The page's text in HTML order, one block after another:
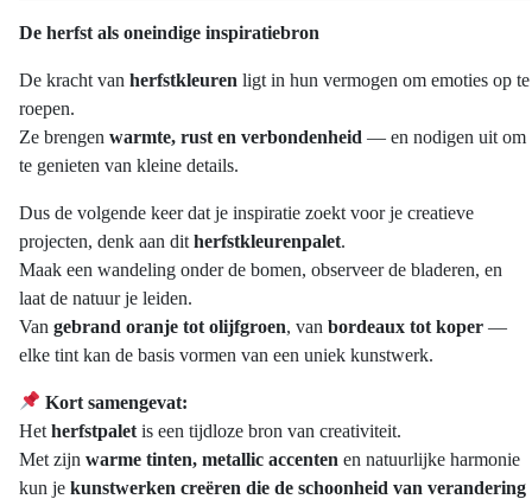
De herfst als oneindige inspiratiebron
De kracht van herfstkleuren ligt in hun vermogen om emoties op te
roepen.
Ze brengen warmte, rust en verbondenheid — en nodigen uit om
te genieten van kleine details.
Dus de volgende keer dat je inspiratie zoekt voor je creatieve
projecten, denk aan dit herfstkleurenpalet.
Maak een wandeling onder de bomen, observeer de bladeren, en
laat de natuur je leiden.
Van gebrand oranje tot olijfgroen, van bordeaux tot koper —
elke tint kan de basis vormen van een uniek kunstwerk.
Kort samengevat:
Het herfstpalet is een tijdloze bron van creativiteit.
Met zijn warme tinten, metallic accenten en natuurlijke harmonie
kun je kunstwerken creëren die de schoonheid van verandering